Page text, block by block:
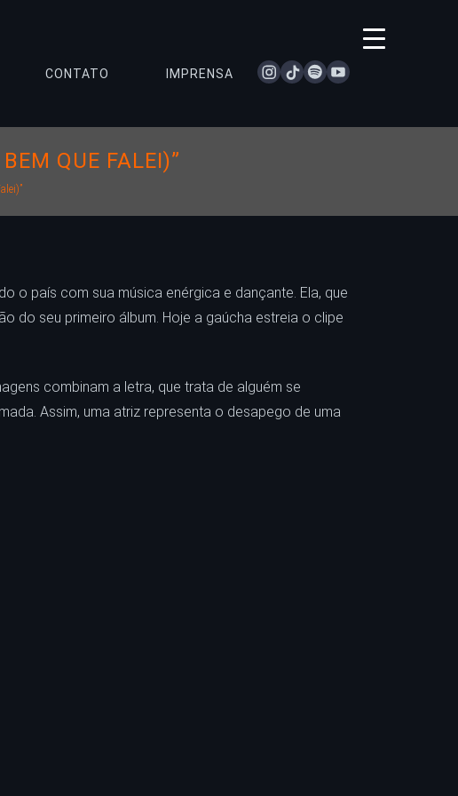
instagram
tiktokspotifyyoutube
CONTATO IMPRENSA
QUE FALEI)”
o país com sua música enérgica e dançante. Ela, que
do seu primeiro álbum. Hoje a gaúcha estreia o clipe
combinam a letra, que trata de alguém se
Assim, uma atriz representa o desapego de uma